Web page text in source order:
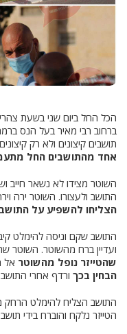
הכל החל ביום שני בשעת
ברחוב רבי מאיר בעל הנס
תושבים קיצונים ולא רק
אחד מהתושבים החל
השוטר מצידו לא נשאר חייב
התושב ולעצורו. השוטר ירה
הצליחו להשפיע על התושב
התושב שקם וניסה להימלט
ועדיין ברח מהשוטר. השוטר
שהטייזר נופל מהשוטר אל
הבחין בכך ורדף אחרי
התושב הצליח להימלט
הטייזר נלקח והוברח בידי